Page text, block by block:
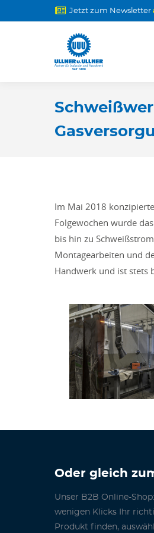
Jetzt zum Newsletter
Im Mai 2018
Folgewochen wurde
bis hin zu
Montagearbeiten und
Handwerk und ist stets
Oder gleich
Unser B2B Online-
wenigen Klicks Ihr
Produkt finden,